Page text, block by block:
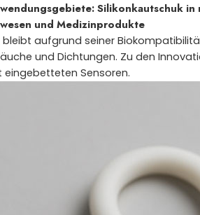
Silikonkautschuk in
und Medizinprodukte
bleibt aufgrund seiner
und Dichtungen. Zu den
eingebetteten Sensoren.